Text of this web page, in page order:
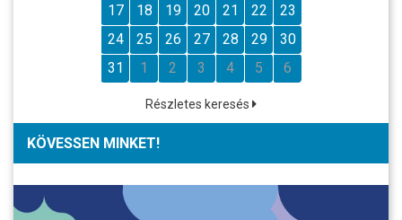
17
18 19 20 21 22
23
24
25 26 27 28 29
30
31
1 2 3 4 5 6
Részletes keresés
KÖVESSEN MINKET!